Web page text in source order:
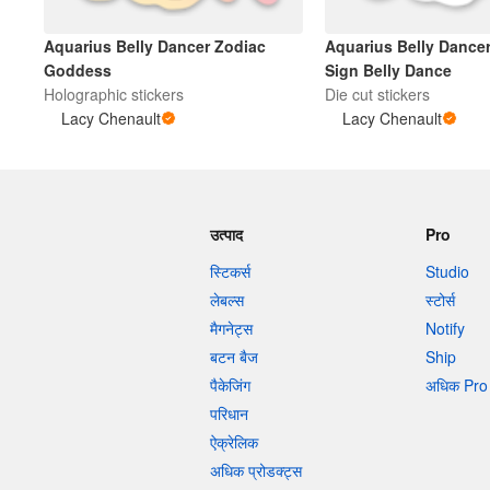
अधिक प्रोडक्ट्स
सैंपल
Aquarius Belly Dancer Zodiac
Goddess
Holographic stickers
Lacy Chenault
Aquarius Belly
Sign Belly Dance
Die cut stickers
Lacy Chenault
उत्पाद
स्टिकर्स
लेबल्स
मैगनेट्स
बटन बैज
पैकेजिंग
परिधान
ऐक्रेलिक
अधिक प्रोडक्ट्स
Pro
Studio
स्टोर्स
Notify
Ship
अधिक